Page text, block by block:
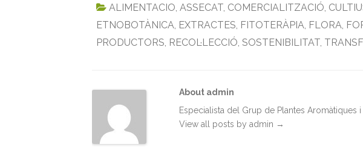
b
o
t
e
i
l
e
d
s
A
t
ALIMENTACIO, ASSECAT, COMERCIALITZACIÓ,
ETNOBOTÀNICA, EXTRACTES, FITOTERÀPIA, FLORA,
PRODUCTORS, RECOL·LECCIÓ, SOSTENIBILITAT,
About admin
Especialista del Grup de Plantes Aromàtiques
View all posts by admin →